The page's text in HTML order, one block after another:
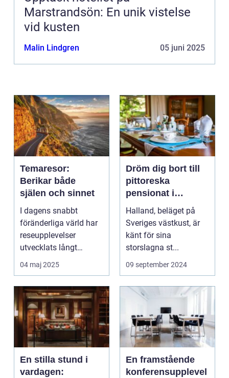
Marstrandsön: En unik vistelse
vid kusten
Malin Lindgren 05 juni 2025
Temaresor:
Berikar både
själen och sinnet
I dagens snabbt
föränderliga värld har
reseupplevelser
utvecklats långt
bortom ...
04 maj 2025
Dröm dig bort till
pittoreska
pensionat i
Halland
Halland, beläget på
Sveriges västkust, är
känt för sina
storslagna st...
09 september 2024
En stilla stund i
vardagen:
En framstående
konferensupplevel